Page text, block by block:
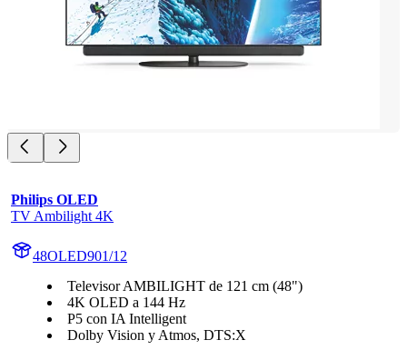
Philips OLED
TV Ambilight 4K
48OLED901/12
Televisor AMBILIGHT de 121 cm (48")
4K OLED a 144 Hz
P5 con IA Intelligent
Dolby Vision y Atmos, DTS:X